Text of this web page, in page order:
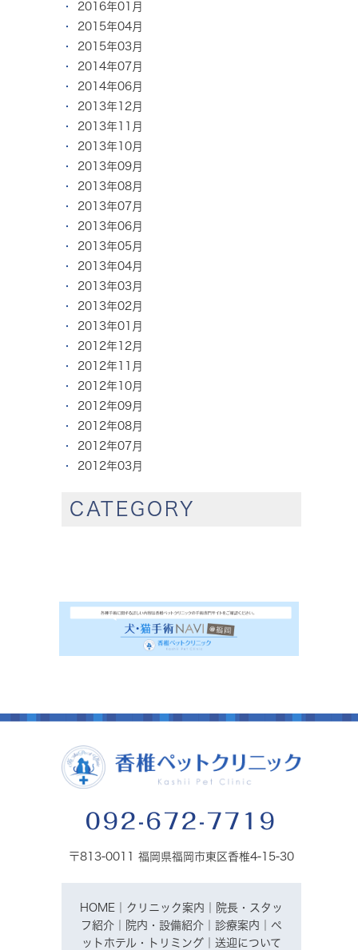
2016年01月
2015年04月
2015年03月
2014年07月
2014年06月
2013年12月
2013年11月
2013年10月
2013年09月
2013年08月
2013年07月
2013年06月
2013年05月
2013年04月
2013年03月
2013年02月
2013年01月
2012年12月
2012年11月
2012年10月
2012年09月
2012年08月
2012年07月
2012年03月
CATEGORY
092-672-7719
〒813-0011 福岡県福岡市東区香椎4-15-30
HOME クリニック案内
院長・スタッ
フ紹介
院内・設備紹介 診療案内
ペ
ットホテル・トリミング
送迎について